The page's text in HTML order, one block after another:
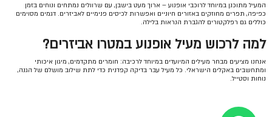
המעיל מתוכנן במיוחד לרוכבי אופנוע – ארוך מעט בישבן, עם שרוולים נמתחים ונוחים בזמן
כפיפה, תפרים מחוזקים באזורים חיוניים ואפשרות לכיסים פנימיים לאביזרים. דגמים מסוימים
כוללים גם רפלקטורים להגברת הנראות בלילה.
למה לרכוש מעיל אופנוע במטרו אביזרים?
אנחנו מציעים מבחר מעילים המיועדים במיוחד לרכיבה: חומרים מתקדמים, מיגון איכותי
ומתחשבים באקלים הישראלי. כל מעיל עבר בדיקה קפדנית כדי לתת שילוב מושלם של הגנה,
נוחות וסטייל.